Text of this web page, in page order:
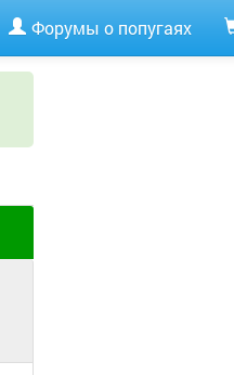
Форумы о попугаях